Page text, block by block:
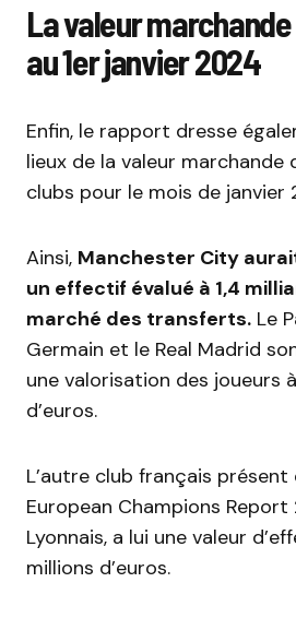
La valeur
au 1er janvier 2024
Enfin, le rapport dresse
lieux de la valeur marchande
clubs pour le mois de janvier
Ainsi, Manchester City
un effectif évalué à 1,4
marché des transferts. Le
Germain et le Real Madrid
une valorisation des joueurs
d’euros.
L’autre club français
European Champions Report
Lyonnais, a lui une valeur
millions d’euros.